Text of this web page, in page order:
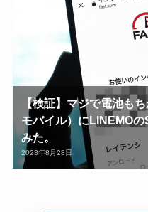
【検証】マジで電池も
モバイル）にLINEMO
みた。
2023年8月28日